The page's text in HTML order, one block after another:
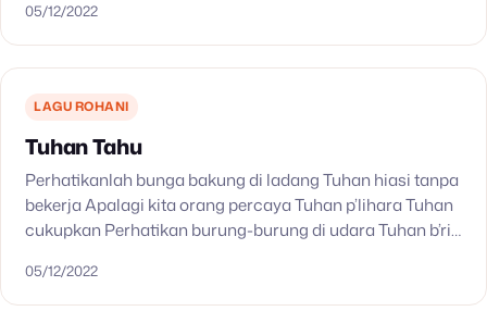
05/12/2022
LAGU ROHANI
Tuhan Tahu
Perhatikanlah bunga bakung di ladang Tuhan hiasi tanpa
bekerja Apalagi kita orang percaya Tuhan p’lihara Tuhan
cukupkan Perhatikan burung-burung di udara Tuhan b’ri
Tuhan p’lihara Tuhan…
05/12/2022